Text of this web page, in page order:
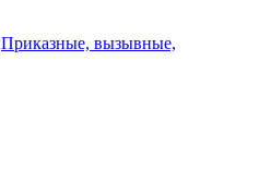
Приказные, вызывные,